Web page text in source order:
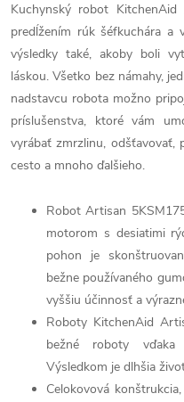
Kuchynský robot
predĺžením rúk šéfkuchára a
výsledky také, akoby boli
láskou. Všetko bez námahy,
nadstavcu robota možno
príslušenstva, ktoré vám
vyrábať zmrzlinu, odšťavovať,
cesto a mnoho ďalšieho.
Robot Artisan
motorom s desiatimi
pohon je
bežne používaného
vyššiu účinnosť a
Roboty KitchenAid
bežné roboty
Výsledkom je dlhšia
Celokovová